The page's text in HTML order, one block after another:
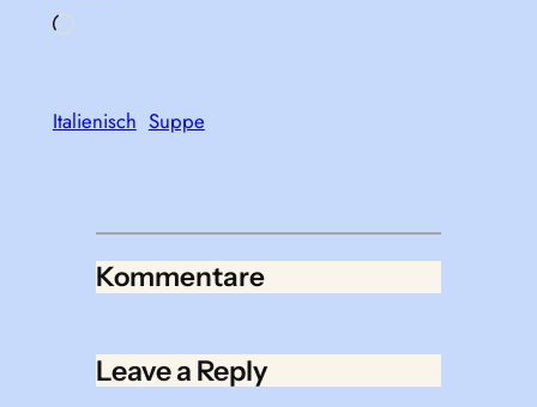
Loading…
Italienisch Suppe
Kommentare
Leave a Reply